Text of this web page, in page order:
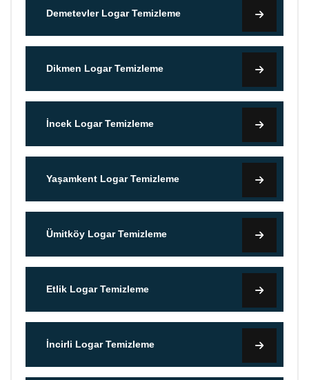
Demetevler Logar Temizleme
Dikmen Logar Temizleme
İncek Logar Temizleme
Yaşamkent Logar Temizleme
Ümitköy Logar Temizleme
Etlik Logar Temizleme
İncirli Logar Temizleme